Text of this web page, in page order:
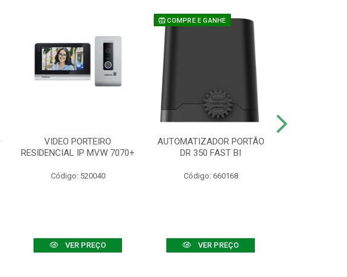
VIDEO PORTEIRO
RESIDENCIAL IP MVW 7070+
Código: 520040
VER PREÇO
COMPRE E GANHE
AUTOMATIZADOR PORTÃO
DR 350 FAST BI
Código: 660168
VER PREÇO